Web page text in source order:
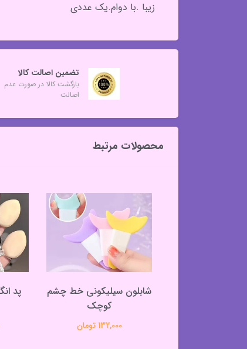
زیبا .با دوام.یک عددی
تضمین اصالت کالا
بازگشت کالا در صورت عدم
اصالت
محصولات مرتبط
شابلون سیلیکونی خط چشم
کوچک
132,000 تومان